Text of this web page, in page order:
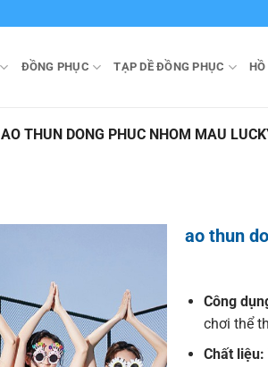
ĐỒNG PHỤC TẠP DỀ ĐỒNG PHỤC HỒ
AO THUN DONG PHUC NHOM MAU
ao thun
Công
chơi thể
Chất liệu: